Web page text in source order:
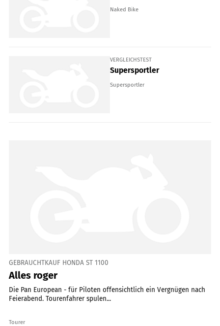
Naked Bike
VERGLEICHSTEST
Supersportler
Supersportler
GEBRAUCHTKAUF HONDA ST 1100
Alles roger
Die Pan European - für Piloten offensichtlich ein Vergnügen nach
Feierabend. Tourenfahrer spulen...
Tourer